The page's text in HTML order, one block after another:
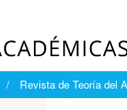
Revista de Teoría del